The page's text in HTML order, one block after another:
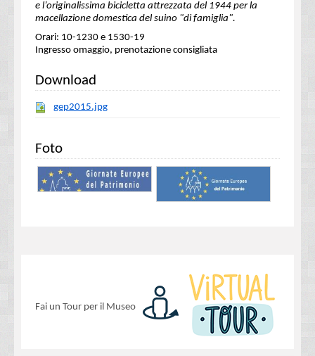
e l’originalissima bicicletta attrezzata del 1944 per la
macellazione domestica del suino "di famiglia".
Orari: 10-1230 e 1530-19
Ingresso omaggio, prenotazione consigliata
Download
gep2015.jpg
Foto
Fai un Tour per il Museo